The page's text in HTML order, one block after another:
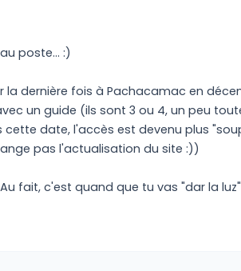
poste... :)
la dernière fois à Pachacamac en
un guide (ils sont 3 ou 4, un peu
cette date, l'accès est devenu plus
pas l'actualisation du site :))
fait, c'est quand que tu vas "dar la